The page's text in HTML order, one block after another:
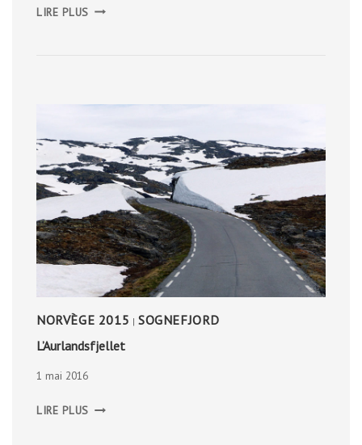
LIRE PLUS ALPES
NORVÈGE 2015 | SOGNEFJORD
L’Aurlandsfjellet
1 mai 2016
LIRE PLUS